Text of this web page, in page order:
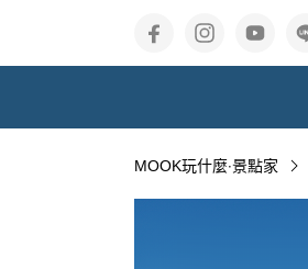
MOOK玩什麼‧景點家